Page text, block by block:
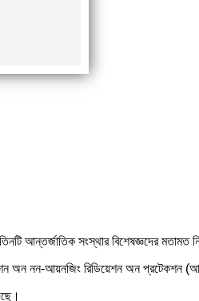
আন্তর্জাতিক সংস্থার বিশেষজ্ঞদের মতামত
অন নন-আয়নজিং রিডিয়েশন অন